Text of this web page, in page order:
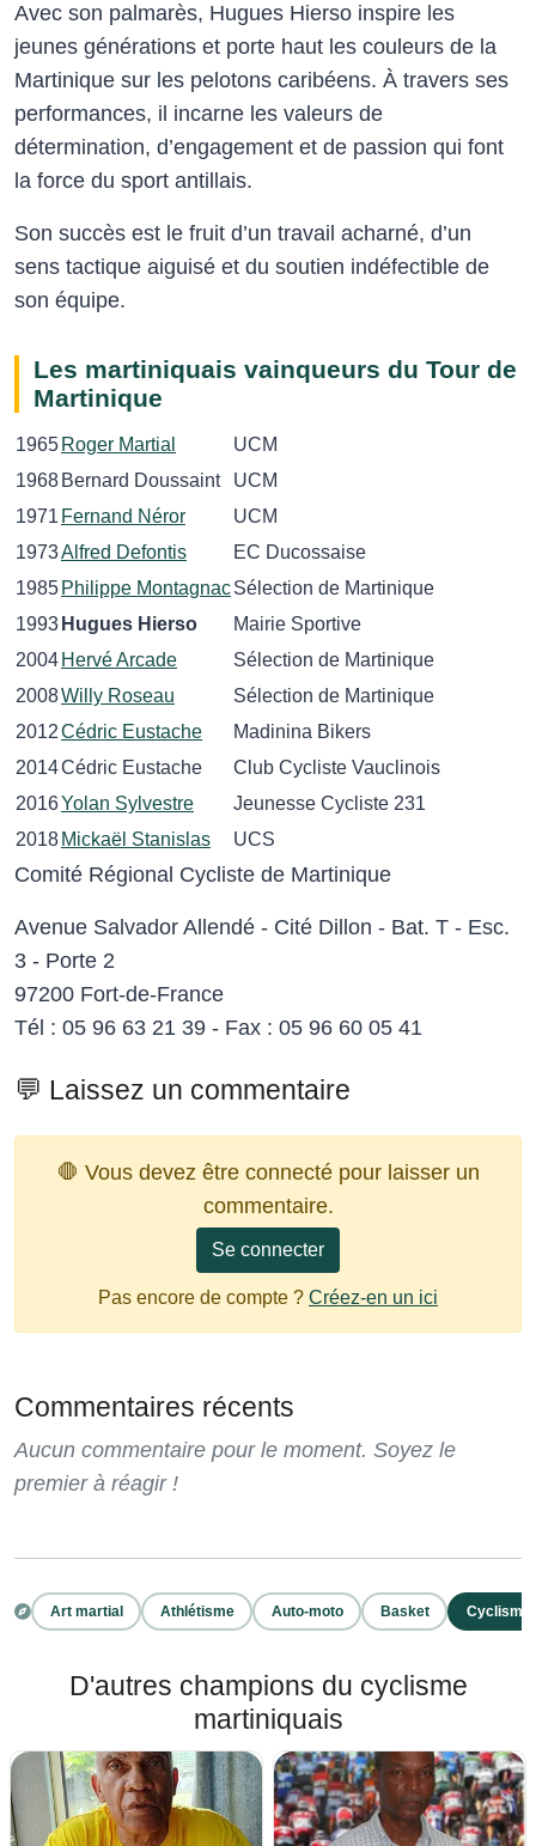
Avec son palmarès, Hugues Hierso inspire les
jeunes générations et porte haut les couleurs de la
Martinique sur les pelotons caribéens. À travers ses
performances, il incarne les valeurs de
détermination, d’engagement et de passion qui font
la force du sport antillais.
Son succès est le fruit d’un travail acharné, d’un
sens tactique aiguisé et du soutien indéfectible de
son équipe.
Les martiniquais vainqueurs du Tour de
Martinique
1965 Roger Martial
UCM
1968 Bernard Doussaint
UCM
1971 Fernand Néror
UCM
1973Alfred Defontis
EC Ducossaise
1985 Philippe MontagnacSélection de Martinique
1993 Hugues Hierso
Mairie Sportive
2004 Hervé Arcade
Sélection de Martinique
2008Willy Roseau
Sélection de Martinique
2012Cédric Eustache
Madinina Bikers
2014Cédric Eustache
Club Cycliste Vauclinois
2016Yolan Sylvestre
Jeunesse Cycliste 231
2018 Mickaël Stanislas UCS
Comité Régional Cycliste de Martinique
Avenue Salvador Allendé - Cité Dillon - Bat. T - Esc.
3 - Porte 2
97200 Fort-de-France
Tél : 05 96 63 21 39 - Fax : 05 96 60 05 41
💬 Laissez un commentaire
🛑 Vous devez être connecté pour laisser un
commentaire.
Se connecter
Pas encore de compte ? Créez-en un ici
Commentaires récents
Aucun commentaire pour le moment. Soyez le
premier à réagir !
Art martial Athlétisme Auto-moto Basket Cyclisme
D'autres champions du cyclisme
martiniquais